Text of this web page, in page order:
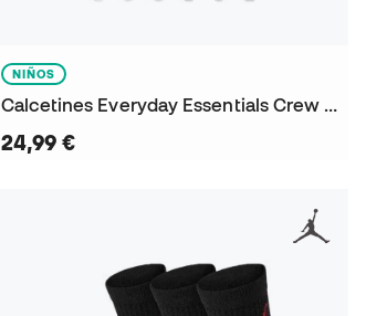
NIÑOS
Calcetines Everyday Essentials Crew (6 Pares)
24,99 €